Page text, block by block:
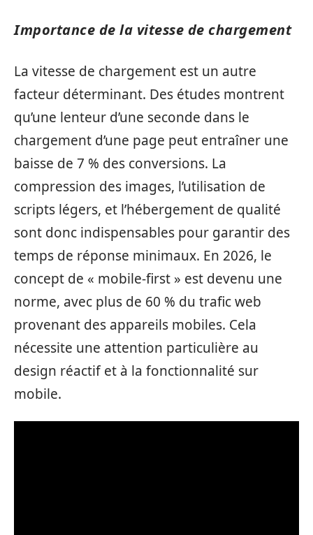
Importance de la vitesse de chargement
La vitesse de chargement est un autre
facteur déterminant. Des études montrent
qu’une lenteur d’une seconde dans le
chargement d’une page peut entraîner une
baisse de 7 % des conversions. La
compression des images, l’utilisation de
scripts légers, et l’hébergement de qualité
sont donc indispensables pour garantir des
temps de réponse minimaux. En 2026, le
concept de « mobile-first » est devenu une
norme, avec plus de 60 % du trafic web
provenant des appareils mobiles. Cela
nécessite une attention particulière au
design réactif et à la fonctionnalité sur
mobile.